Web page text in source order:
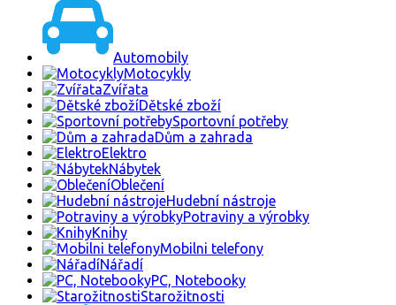
Automobily
Motocykly
Zvířata
Dětské zboží
Sportovní potřeby
Dům a zahrada
Elektro
Nábytek
Oblečení
Hudební nástroje
Potraviny a výrobky
Knihy
Mobilni telefony
Nářadí
PC, Notebooky
Starožitnosti